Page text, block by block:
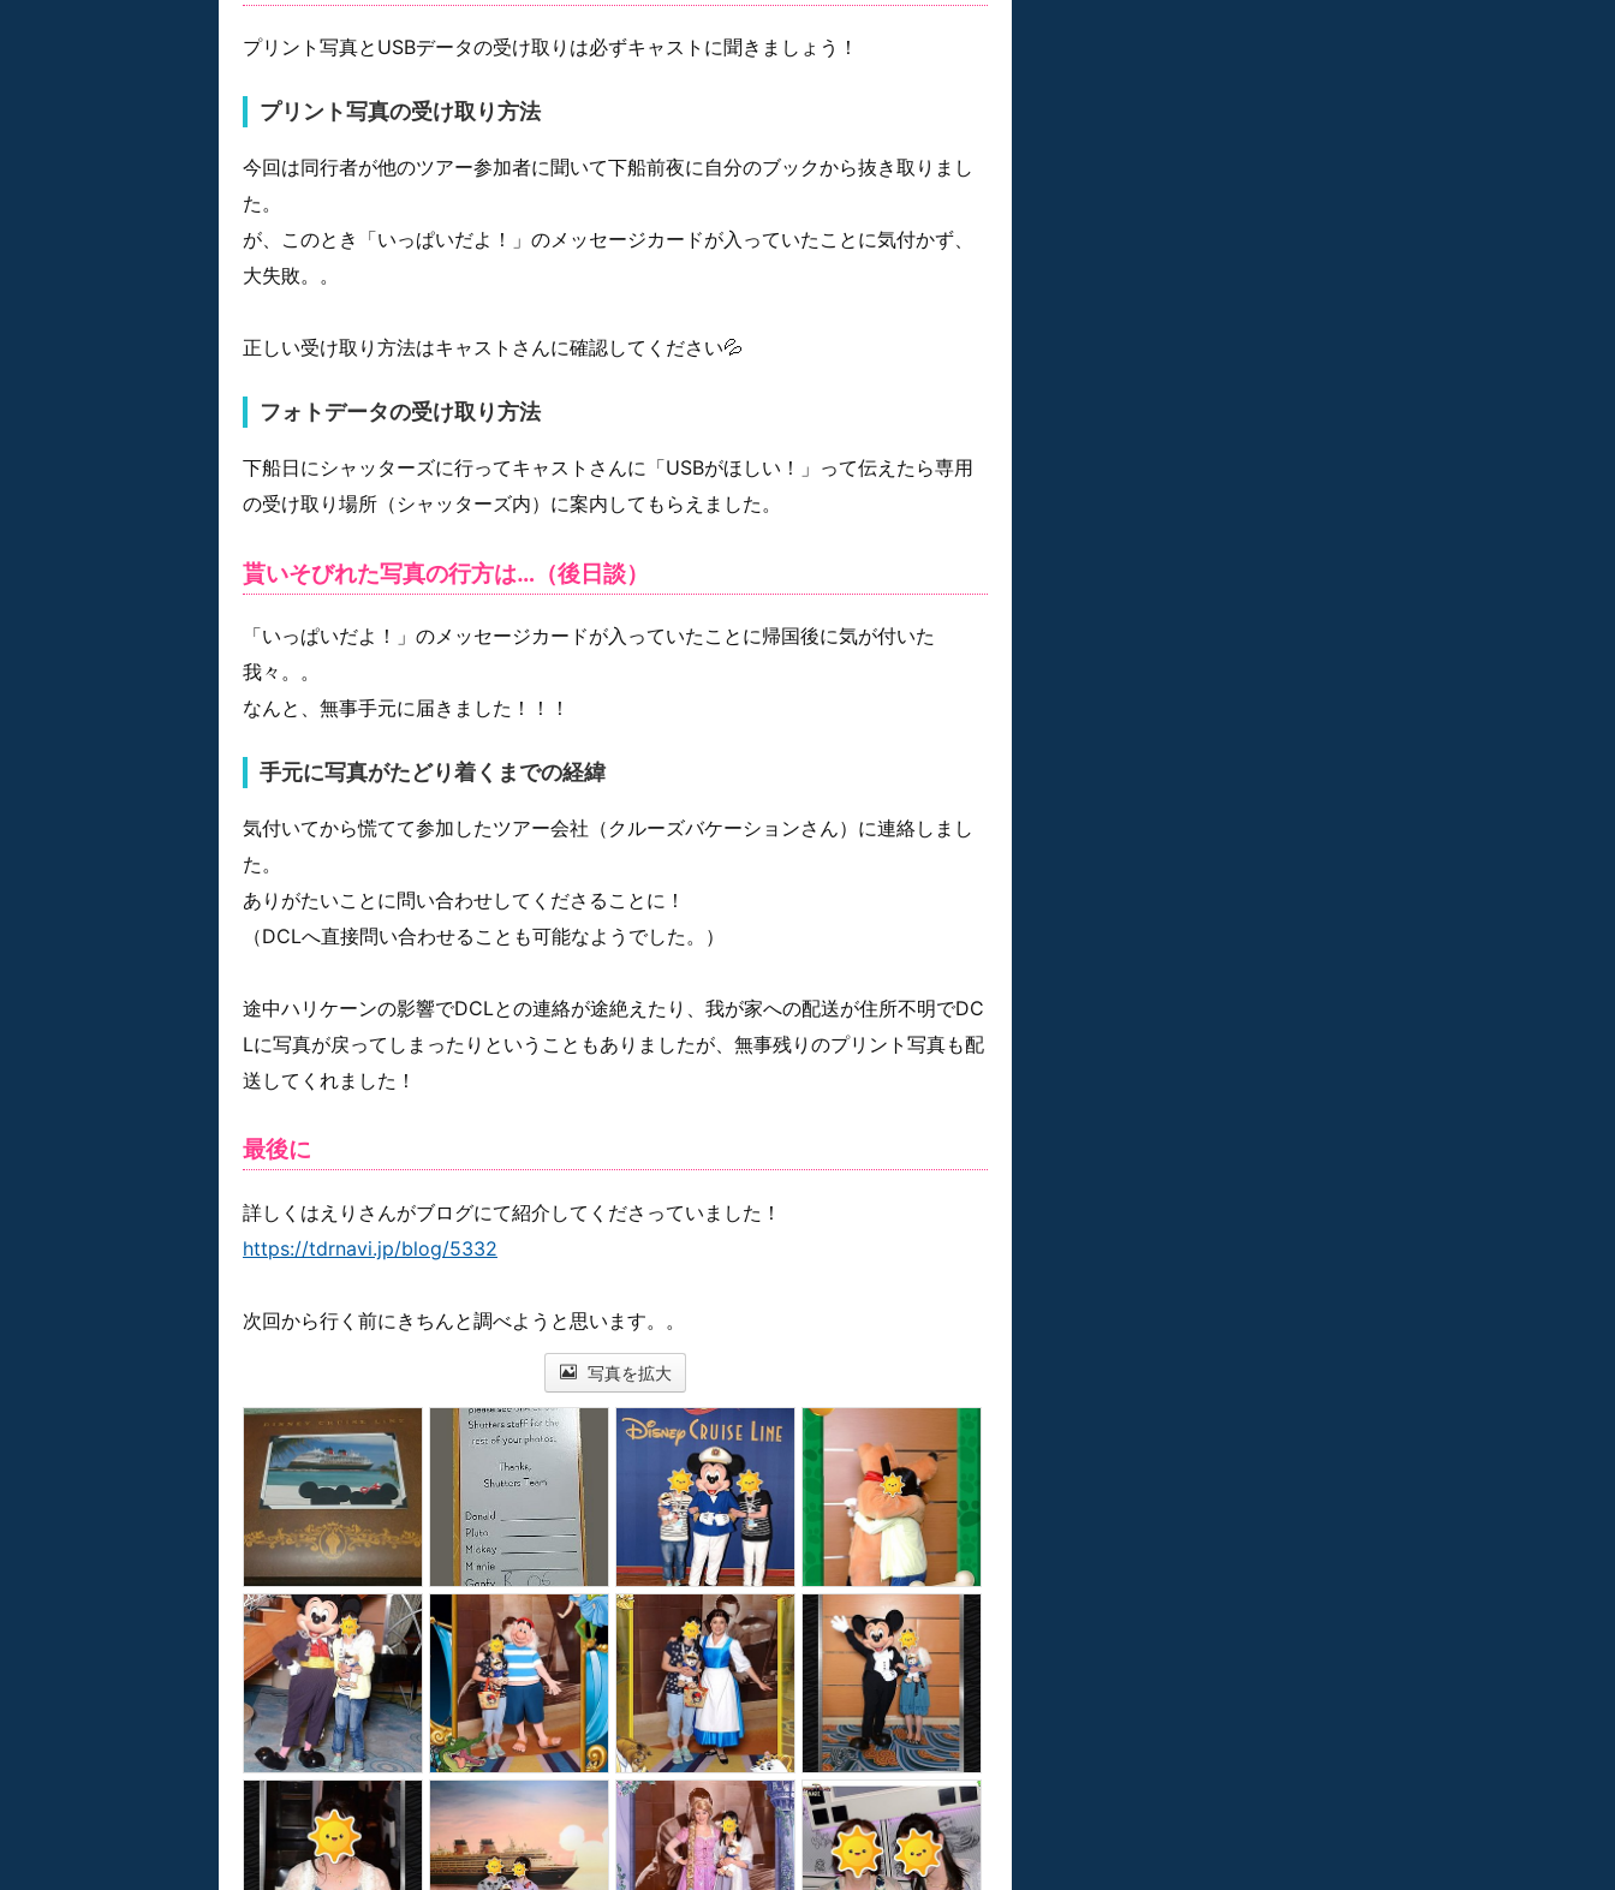
プリント写真とUSBデータの受け取りは必ずキャストに聞きましょう！
プリント写真の受け取り方法
今回は同行者が他のツアー参加者に聞いて下船前夜に自分のブックから抜き取りまし
た。
が、このとき「いっぱいだよ！」のメッセージカードが入っていたことに気付かず、
大失敗。。
正しい受け取り方法はキャストさんに確認してください💦
フォトデータの受け取り方法
下船日にシャッターズに行ってキャストさんに「USBがほしい！」って伝えたら専用
の受け取り場所（シャッターズ内）に案内してもらえました。
貰いそびれた写真の行方は…（後日談）
「いっぱいだよ！」のメッセージカードが入っていたことに帰国後に気が付いた
我々。。
なんと、無事手元に届きました！！！
手元に写真がたどり着くまでの経緯
気付いてから慌てて参加したツアー会社（クルーズバケーションさん）に連絡しまし
た。
ありがたいことに問い合わせしてくださることに！
（DCLへ直接問い合わせることも可能なようでした。）
途中ハリケーンの影響でDCLとの連絡が途絶えたり、我が家への配送が住所不明でDC
Lに写真が戻ってしまったりということもありましたが、無事残りのプリント写真も配
送してくれました！
最後に
詳しくはえりさんがブログにて紹介してくださっていました！
https://tdrnavi.jp/blog/5332
次回から行く前にきちんと調べようと思います。。
写真を拡大